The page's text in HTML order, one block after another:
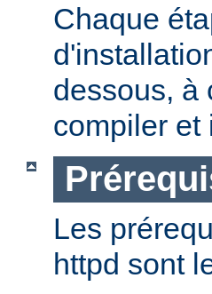
Chaque
dessous, à
compiler et
Les
httpd sont